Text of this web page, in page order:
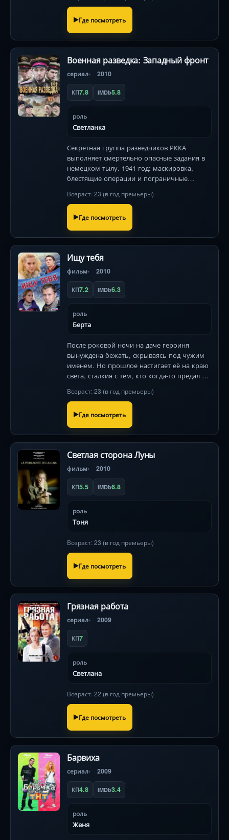
Где посмотреть
Военная разведка: Западный фронт
сериал 2010
КП7.8 IMDb5.8
роль
Светланка
Секретная группа разведчиков РККА
выполняет смертельно опасные задания в
немецком тылу. 1941 год: маскировка,
блестящие операции и пограничные
последним.
Возраст: 23 (в год премьеры)
Где посмотреть
Ищу тебя
фильм 2010
КП7.2 IMDb6.3
роль
Берта
После роковой ночи на даче героиня
вынуждена бежать, скрываясь под чужим
именем. Но прошлое настигает её на краю
света, сталкия с тем, кто когда-то предал её
Возраст: 23 (в год премьеры)
Где посмотреть
Светлая сторона Луны
фильм 2010
КП5.5 IMDb6.8
роль
Тоня
Возраст: 23 (в год премьеры)
Где посмотреть
Грязная работа
сериал 2009
КП7
роль
Светлана
Возраст: 22 (в год премьеры)
Где посмотреть
Барвиха
сериал 2009
КП4.8 IMDb3.4
роль
Женя